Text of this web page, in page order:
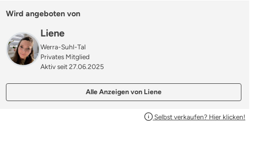
Wird angeboten von
Liene
Werra-Suhl-Tal
Privates Mitglied
Aktiv seit 27.06.2025
Alle Anzeigen von Liene
Selbst verkaufen? Hier klicken!